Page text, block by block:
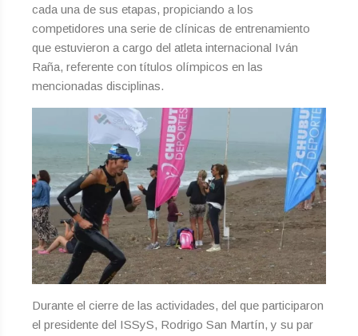
cada una de sus etapas, propiciando a los
competidores una serie de clínicas de entrenamiento
que estuvieron a cargo del atleta internacional Iván
Raña, referente con títulos olímpicos en las
mencionadas disciplinas.
Durante el cierre de las actividades, del que participaron
el presidente del ISSyS, Rodrigo San Martín, y su par